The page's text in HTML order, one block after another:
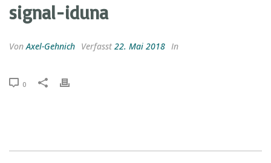
signal-iduna
Von Axel-Gehnich Verfasst 22. Mai 2018 In
0